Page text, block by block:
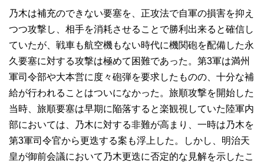
乃木は補充のできない要塞を、正攻法で自軍の損害を抑え
つつ攻撃し、相手を消耗させることで勝利出来ると確信し
ていたが、戦車も航空機もない時代に機関砲を配備した永
久要塞に対する攻撃は極めて困難であった。第3軍は満州
軍司令部や大本営に度々砲弾を要求したものの、十分な補
給が行われることはついになかった。旅順攻撃を開始した
当時、旅順要塞は早期に陥落すると楽観視していた陸軍内
部においては、乃木に対する非難が高まり、一時は乃木を
第3軍司令官から更迭する案も浮上した。しかし、明治天
皇が御前会議において乃木更迭に否定的な見解を示したこ